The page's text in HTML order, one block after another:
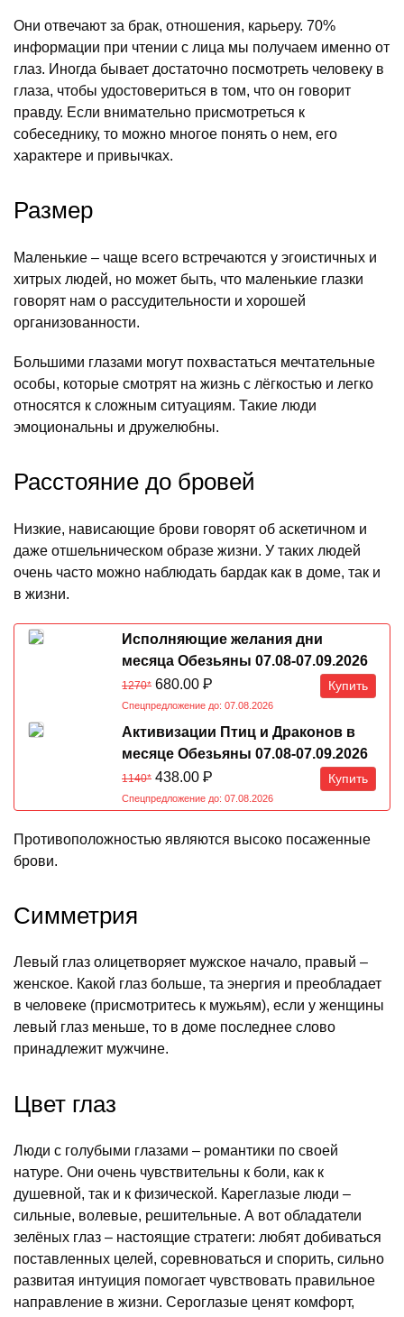
Они отвечают за брак, отношения, карьеру. 70%
информации при чтении с лица мы получаем именно от
глаз. Иногда бывает достаточно посмотреть человеку в
глаза, чтобы удостовериться в том, что он говорит
правду. Если внимательно присмотреться к
собеседнику, то можно многое понять о нем, его
характере и привычках.
Размер
Маленькие – чаще всего встречаются у эгоистичных и
хитрых людей, но может быть, что маленькие глазки
говорят нам о рассудительности и хорошей
организованности.
Большими глазами могут похвастаться мечтательные
особы, которые смотрят на жизнь с лёгкостью и легко
относятся к сложным ситуациям. Такие люди
эмоциональны и дружелюбны.
Расстояние до бровей
Низкие, нависающие брови говорят об аскетичном и
даже отшельническом образе жизни. У таких людей
очень часто можно наблюдать бардак как в доме, так и
в жизни.
Исполняющие желания дни
месяца Обезьяны 07.08-07.09.2026
1270* 680.00 Р Купить
Спецпредложение до: 07.08.2026
Активизации Птиц и Драконов в
месяце Обезьяны 07.08-07.09.2026
1140* 438.00 Р Купить
Спецпредложение до: 07.08.2026
Противоположностью являются высоко посаженные
брови.
Симметрия
Левый глаз олицетворяет мужское начало, правый –
женское. Какой глаз больше, та энергия и преобладает
в человеке (присмотритесь к мужьям), если у женщины
левый глаз меньше, то в доме последнее слово
принадлежит мужчине.
Цвет глаз
Люди с голубыми глазами – романтики по своей
натуре. Они очень чувствительны к боли, как к
душевной, так и к физической. Кареглазые люди –
сильные, волевые, решительные. А вот обладатели
зелёных глаз – настоящие стратеги: любят добиваться
поставленных целей, соревноваться и спорить, сильно
развитая интуиция помогает чувствовать правильное
направление в жизни. Сероглазые ценят комфорт,